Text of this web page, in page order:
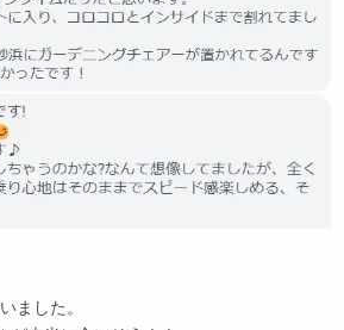
ました。